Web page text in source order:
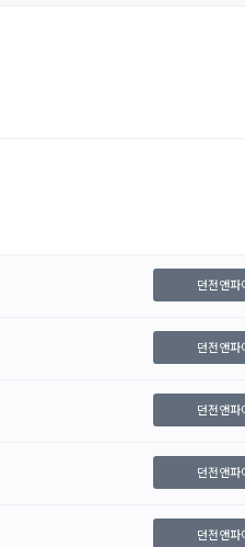
던전앤파
던전앤파
던전앤파
던전앤파
던전앤파